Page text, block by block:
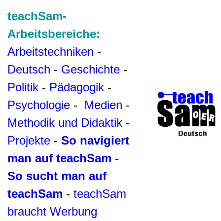
teachSam-
Arbeitsbereiche:
Arbeitstechniken -
Deutsch - Geschichte -
Politik - Pädagogik -
Psychologie - Medien -
Methodik und Didaktik -
Projekte - So navigiert
man auf teachSam -
So sucht man auf
teachSam - teachSam
braucht Werbung